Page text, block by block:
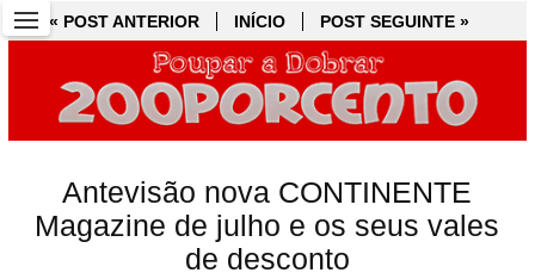
« POST ANTERIOR INÍCIO POST SEGUINTE »
Antevisão nova CONTINENTE
Magazine de julho e os seus vales
de desconto
« POST ANTERIOR INÍCIO POST SEGUINTE »